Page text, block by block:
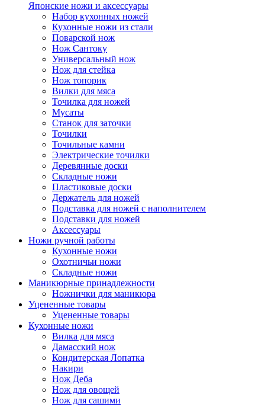
Японские ножи и аксессуары
Набор кухонных ножей
Кухонные ножи из стали
Поварской нож
Нож Сантоку
Универсальный нож
Нож для стейка
Нож топорик
Вилки для мяса
Точилка для ножей
Мусаты
Станок для заточки
Точилки
Точильные камни
Электрические точилки
Деревянные доски
Складные ножи
Пластиковые доски
Держатель для ножей
Подставка для ножей с наполнителем
Подставки для ножей
Аксессуары
Ножи ручной работы
Кухонные ножи
Охотничьи ножи
Складные ножи
Маникюрные принадлежности
Ножнички для маникюра
Уцененные товары
Уцененные товары
Кухонные ножи
Вилка для мяса
Дамасский нож
Кондитерская Лопатка
Накири
Нож Деба
Нож для овощей
Нож для сашими